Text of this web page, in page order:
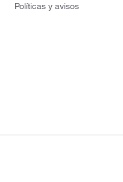
Políticas y avisos